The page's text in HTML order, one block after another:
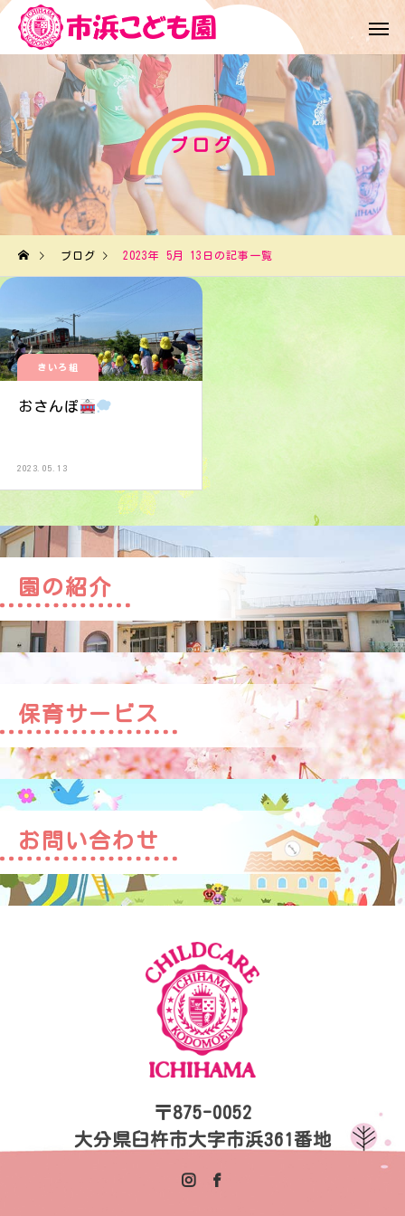
ブログ
ブログ 2023年 5月 13日の記事一覧
きいろ組
おさんぽ
2023.05.13
園の紹介
保育サービス
お問い合わせ
〒875-0052
大分県臼杵市大字市浜361番地